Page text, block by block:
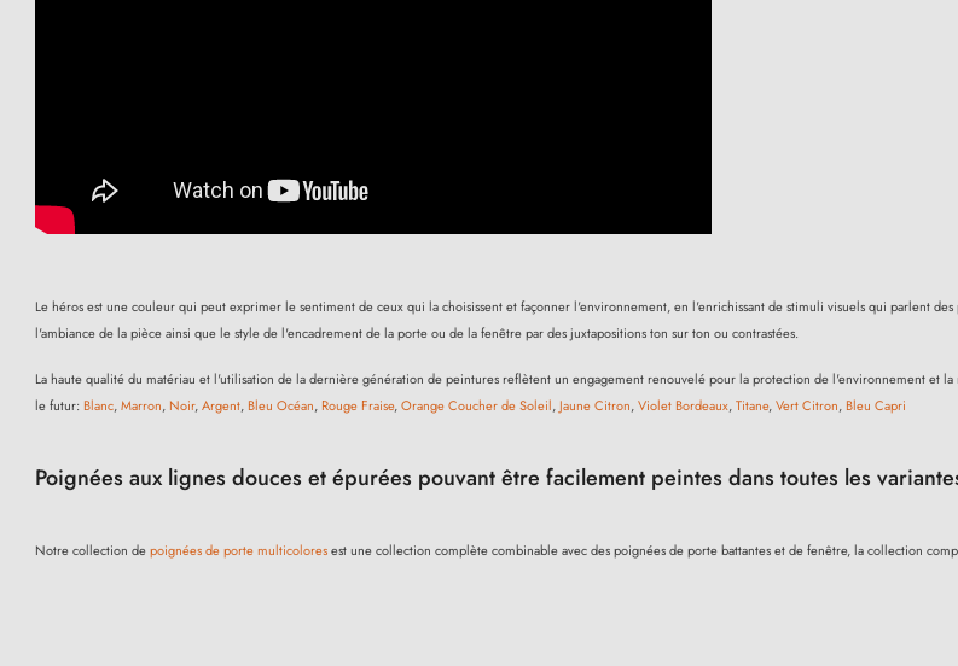
Le héros est une couleur qui peut exprimer le sentiment de ceux qui la choisissent et façonner l'environnement, en l'enrichissant de stimuli visuels qui parlent
l'ambiance de la pièce ainsi que le style de l'encadrement de la porte ou de la fenêtre par des juxtapositions ton sur ton ou contrastées.
La haute qualité du matériau et l'utilisation de la dernière génération de peintures reflètent un engagement renouvelé pour la protection de l'environnement et
le futur: Blanc,Marron,Noir,Argent,Bleu Océan,Rouge Fraise,Orange Coucher de Soleil,Jaune Citron,Violet Bordeaux,Titane,Vert Citron,Bleu Capri
Poignées aux lignes douces et épurées pouvant être facilement peintes dans toutes les
Notre collection depoignées de porte multicoloresest une collection complète combinable avec des poignées de porte battantes et de fenêtre, la collection